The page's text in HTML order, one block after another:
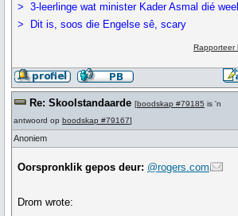
> 3-leerlinge wat minister Kader Asmal dié
> Dit is, soos die Engelse sê, scary
Rapporteer
Re: Skoolstandaarde [boodskap #79185 is 'n
antwoord op boodskap #79167]
Anoniem
Oorspronklik gepos deur: @rogers.com
Drom wrote: